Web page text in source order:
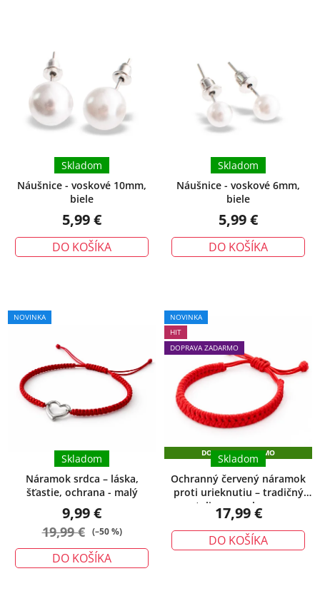
Náušnice - voskové 10mm,
biele
Skladom
5,99 €
DO KOŠÍKA
Náušnice - voskové 6mm,
biele
Skladom
5,99 €
DO KOŠÍKA
NOVINKA
Náramok srdca – láska,
šťastie, ochrana - malý
Skladom
9,99 €
19,99 € (–50 %)
DO KOŠÍKA
produktu
je
hviezdičiek.
NOVINKA
HIT
DOPRAVA ZADARMO
DOPRAVA ZADARMO
Ochranný červený náramok
proti urieknutiu – tradičný
talizman ochrany
Skladom
17,99 €
DO KOŠÍKA